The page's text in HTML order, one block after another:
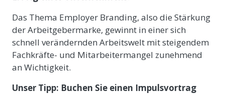
Das Thema Employer Branding, also die Stärkung
der Arbeitgebermarke, gewinnt in einer sich
schnell verändernden Arbeitswelt mit steigendem
Fachkräfte- und Mitarbeitermangel zunehmend
an Wichtigkeit.
Unser Tipp: Buchen Sie einen Impulsvortrag